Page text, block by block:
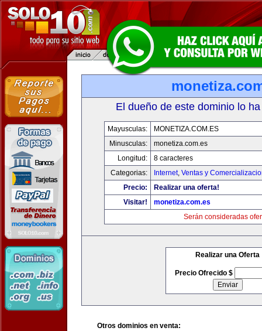
El dueño de este dominio lo
Mayusculas:
MONETIZA.COM.ES
Minusculas:
monetiza.com.es
Longitud:
8 caracteres
Categorias:
Internet, Ventas y
Precio:
Realizar una oferta!
Visitar!
monetiza.com.es
Serán consideradas
Realizar una Oferta
Precio Ofrecido $
Otros dominios en venta: